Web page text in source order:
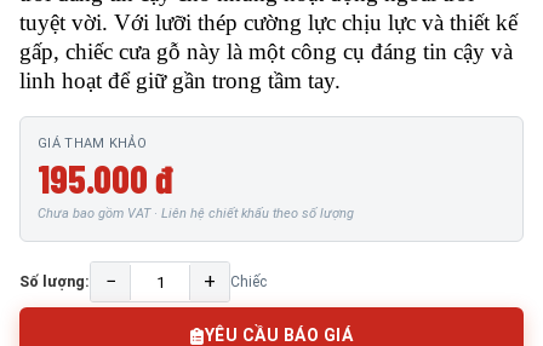
tuyệt vời. Với lưỡi thép cường lực chịu lực và thiết kế
gấp, chiếc cưa gỗ này là một công cụ đáng tin cậy và
linh hoạt để giữ gần trong tầm tay.
GIÁ THAM KHẢO
195.000 đ
Chưa bao gồm VAT · Liên hệ chiết khấu theo số lượng
Số lượng: − + Chiếc
YÊU CẦU BÁO GIÁ